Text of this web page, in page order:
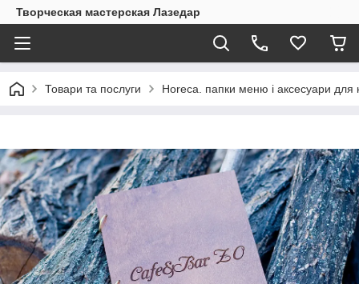
Творческая мастерская Лазедар
Товари та послуги Horeca. папки меню і аксесуари для